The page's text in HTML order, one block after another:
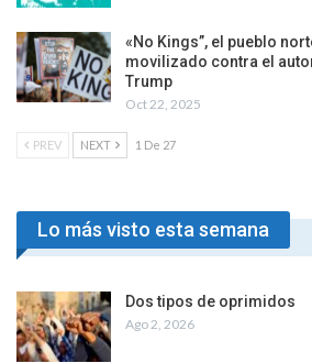
«No Kings”, el pueblo
movilizado contra el
Trump
Oct 22, 2025
PREV NEXT 1 De 27
Lo más visto esta semana
Dos tipos de oprimidos
Ago 2, 2026